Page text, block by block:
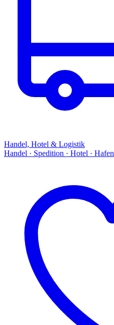
Handel, Hotel & Logistik
Handel · Spedition · Hotel · Hafen